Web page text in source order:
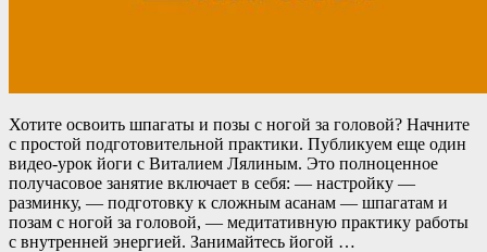
Хотите освоить шпагаты и позы с ногой за головой? Начните
с простой подготовительной практики. Публикуем еще один
видео-урок йоги с Виталием Лялиным. Это полноценное
получасовое занятие включает в себя: — настройку —
разминку, — подготовку к сложным асанам — шпагатам и
позам с ногой за головой, — медитативную практику работы
с внутренней энергией. Занимайтесь йогой …